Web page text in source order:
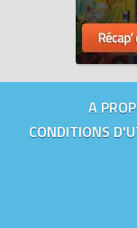
A
CONDITIONS